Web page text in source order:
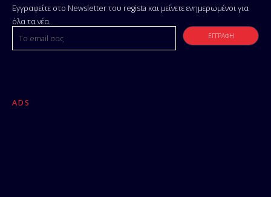
Εγγραφείτε στο Newsletter του regista και μείνετε ενημερωμένοι για
όλα τα νέα.
ADS